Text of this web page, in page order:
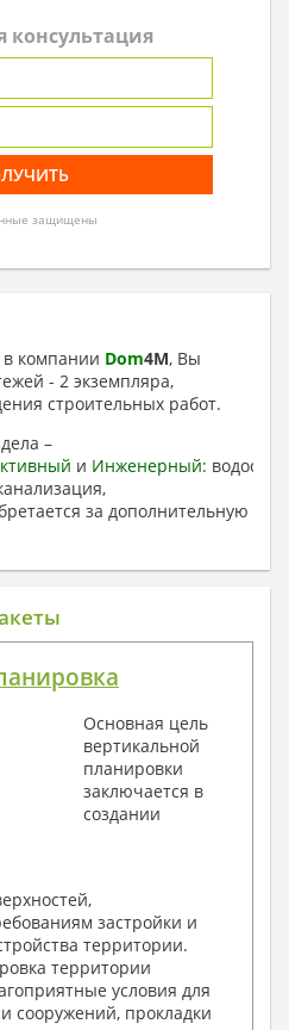
консультация
защищены
компании Dom4M, Вы
- 2 экземпляра,
строительных работ.
–
и Инженерный:
за дополнительную
планы с
конструкций
внешних отделок
– спецификация
– сечения и
в конструкциях
проекту
и расчеты фундаментов
– схемы расположения
Основная цель
вертикальной
планировки
заключается в
создании
застройки и
территории.
территории
условия для
сооружений, прокладки